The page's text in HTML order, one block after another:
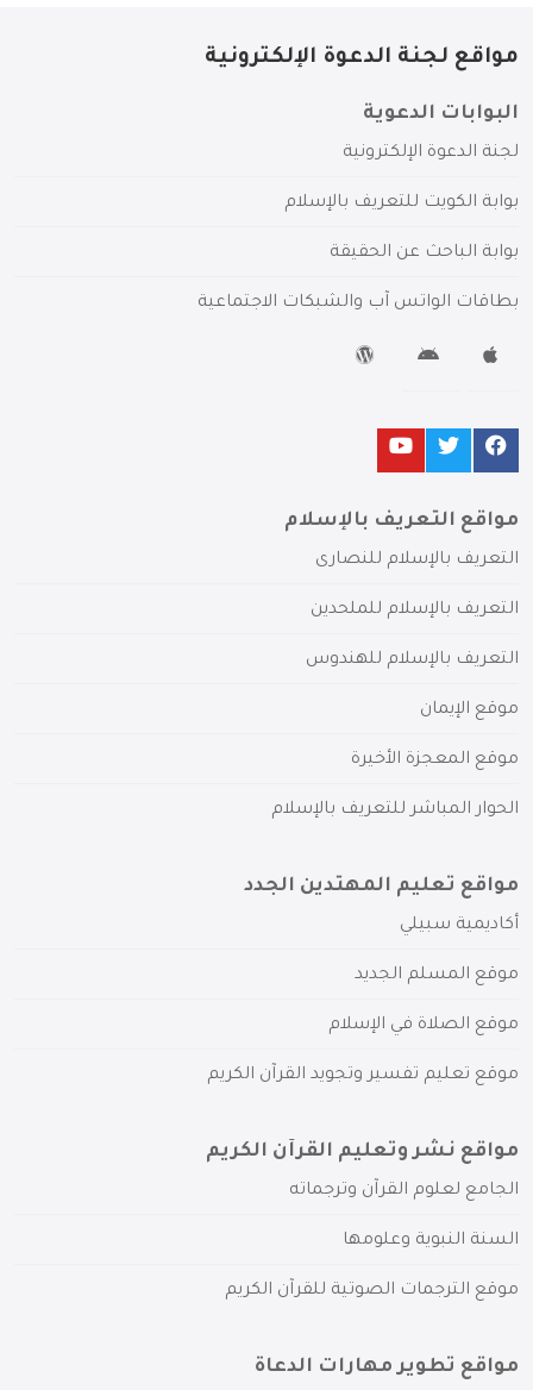
مواقع لجنة الدعوة الإلكترونية
البوابات الدعوية
لجنة الدعوة الإلكترونية
بوابة الكويت للتعريف بالإسلام
بوابة الباحث عن الحقيقة
بطاقات الواتس آب والشبكات الاجتماعية
مواقع التعريف بالإسلام
التعريف بالإسلام للنصارى
التعريف بالإسلام للملحدين
التعريف بالإسلام للهندوس
موقع الإيمان
موقع المعجزة الأخيرة
الحوار المباشر للتعريف بالإسلام
مواقع تعليم المهتدين الجدد
أكاديمية سبيلي
موقع المسلم الجديد
موقع الصلاة في الإسلام
موقع تعليم تفسير وتجويد القرآن الكريم
مواقع نشر وتعليم القرآن الكريم
الجامع لعلوم القرآن وترجماته
السنة النبوية وعلومها
موقع الترجمات الصوتية للقرآن الكريم
مواقع تطوير مهارات الدعاة